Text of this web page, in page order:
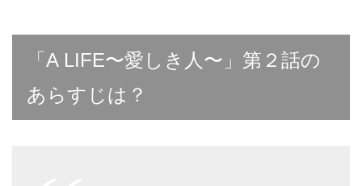
「A LIFE〜愛しき人〜」第２話の
あらすじは？